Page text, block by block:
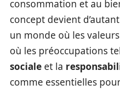
consommation et au
concept devient
un monde où les
où les préoccupations
sociale et la
comme essentielles